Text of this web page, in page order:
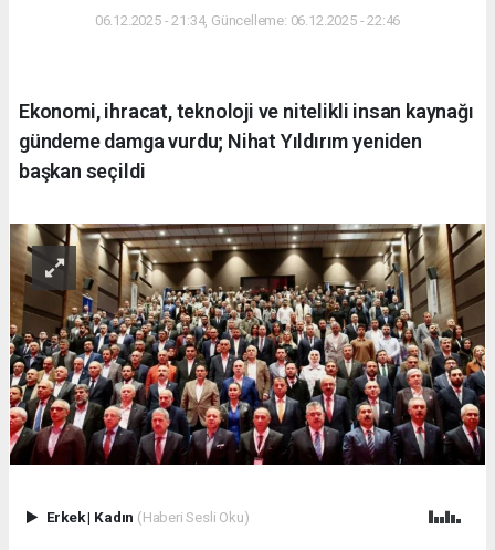
06.12.2025 - 21:34, Güncelleme: 06.12.2025 - 22:46
Ekonomi, ihracat, teknoloji ve nitelikli insan kaynağı
gündeme damga vurdu; Nihat Yıldırım yeniden
başkan seçildi
Erkek| Kadın (Haberi Sesli Oku)